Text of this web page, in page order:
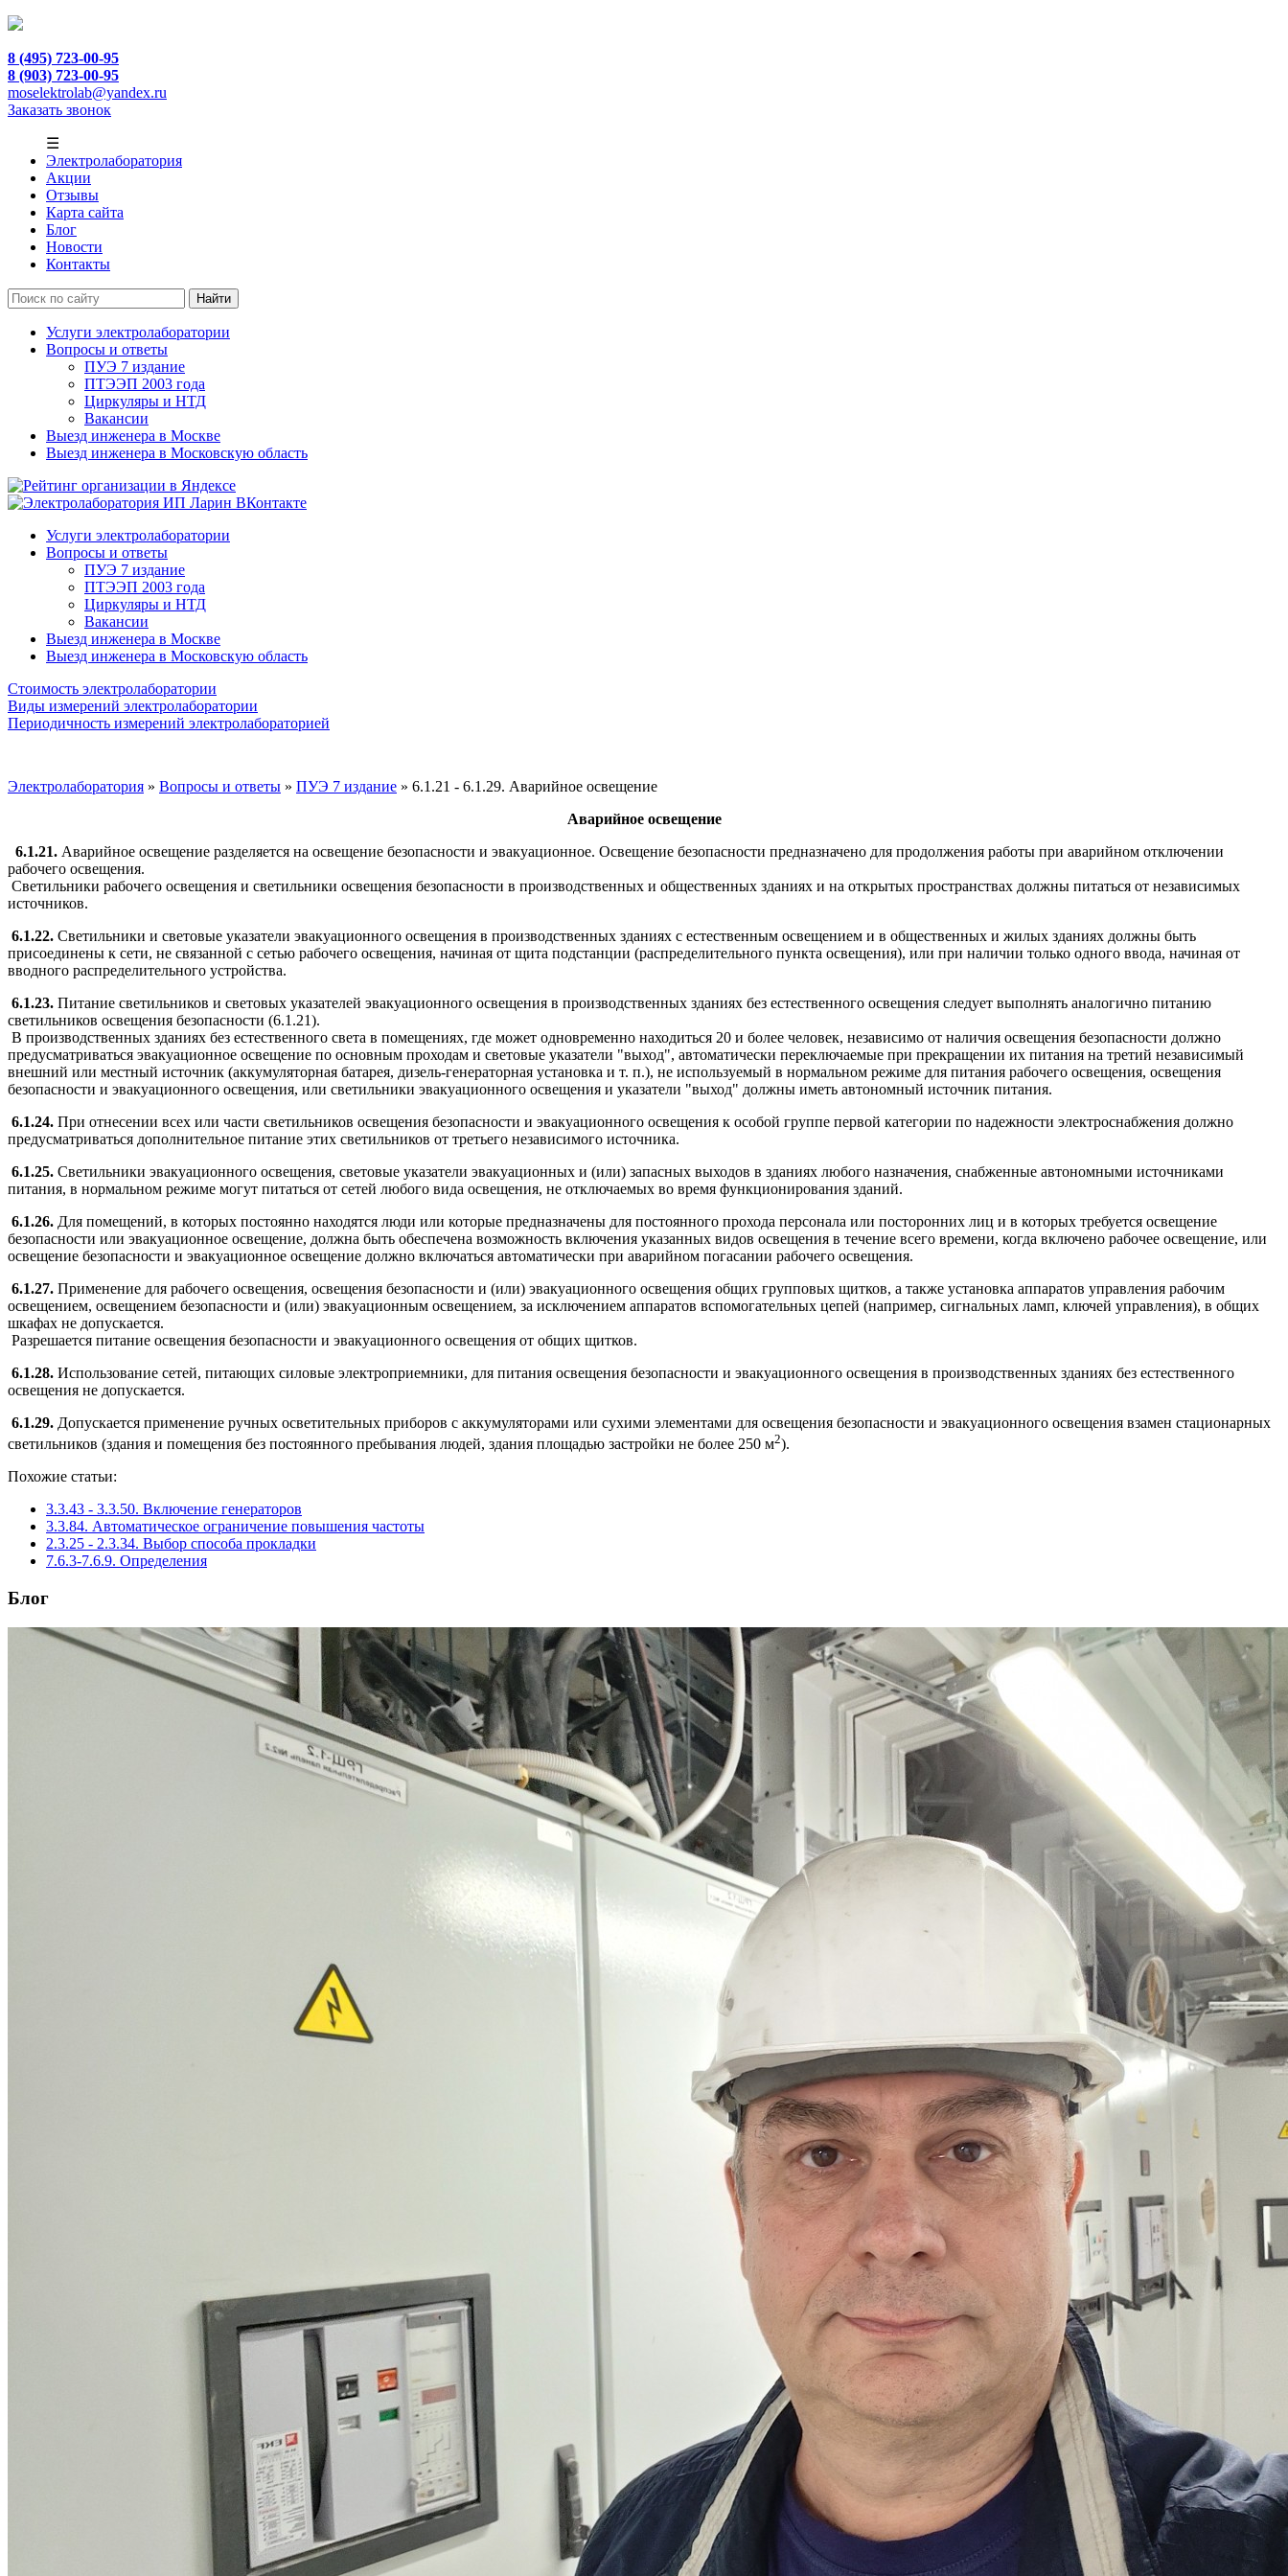
8 (495) 723-00-95
8 (903) 723-00-95
moselektrolab@yandex.ru
Заказать звонок
☰
Электролаборатория
Акции
Отзывы
Карта сайта
Блог
Новости
Контакты
Услуги электролаборатории
Вопросы и ответы
ПУЭ 7 издание
ПТЭЭП 2003 года
Циркуляры и НТД
Вакансии
Выезд инженера в Москве
Выезд инженера в Московскую область
Услуги электролаборатории
Вопросы и ответы
ПУЭ 7 издание
ПТЭЭП 2003 года
Циркуляры и НТД
Вакансии
Выезд инженера в Москве
Выезд инженера в Московскую область
Стоимость электролаборатории
Виды измерений электролаборатории
Периодичность измерений электролабораторией
Электролаборатория » Вопросы и ответы » ПУЭ 7 издание » 6.1.21 - 6.1.29. Аварийное освещение
Аварийное освещение
6.1.21. Аварийное освещение разделяется на освещение безопасности и эвакуационное. Освещение безопасности предназначено для продолжения работы при аварийном отключении
рабочего освещения.
Светильники рабочего освещения и светильники освещения безопасности в производственных и общественных зданиях и на открытых пространствах должны питаться от независимых
источников.
6.1.22. Светильники и световые указатели эвакуационного освещения в производственных зданиях с естественным освещением и в общественных и жилых зданиях должны быть
присоединены к сети, не связанной с сетью рабочего освещения, начиная от щита подстанции (распределительного пункта освещения), или при наличии только одного ввода, начиная от
вводного распределительного устройства.
6.1.23. Питание светильников и световых указателей эвакуационного освещения в производственных зданиях без естественного освещения следует выполнять аналогично питанию
светильников освещения безопасности (6.1.21).
В производственных зданиях без естественного света в помещениях, где может одновременно находиться 20 и более человек, независимо от наличия освещения безопасности должно
предусматриваться эвакуационное освещение по основным проходам и световые указатели "выход", автоматически переключаемые при прекращении их питания на третий независимый
внешний или местный источник (аккумуляторная батарея, дизель-генераторная установка и т. п.), не используемый в нормальном режиме для питания рабочего освещения, освещения
безопасности и эвакуационного освещения, или светильники эвакуационного освещения и указатели "выход" должны иметь автономный источник питания.
6.1.24. При отнесении всех или части светильников освещения безопасности и эвакуационного освещения к особой группе первой категории по надежности электроснабжения должно
предусматриваться дополнительное питание этих светильников от третьего независимого источника.
6.1.25. Светильники эвакуационного освещения, световые указатели эвакуационных и (или) запасных выходов в зданиях любого назначения, снабженные автономными источниками
питания, в нормальном режиме могут питаться от сетей любого вида освещения, не отключаемых во время функционирования зданий.
6.1.26. Для помещений, в которых постоянно находятся люди или которые предназначены для постоянного прохода персонала или посторонних лиц и в которых требуется освещение
безопасности или эвакуационное освещение, должна быть обеспечена возможность включения указанных видов освещения в течение всего времени, когда включено рабочее освещение, или
освещение безопасности и эвакуационное освещение должно включаться автоматически при аварийном погасании рабочего освещения.
6.1.27. Применение для рабочего освещения, освещения безопасности и (или) эвакуационного освещения общих групповых щитков, а также установка аппаратов управления рабочим
освещением, освещением безопасности и (или) эвакуационным освещением, за исключением аппаратов вспомогательных цепей (например, сигнальных ламп, ключей управления), в общих
шкафах не допускается.
Разрешается питание освещения безопасности и эвакуационного освещения от общих щитков.
6.1.28. Использование сетей, питающих силовые электроприемники, для питания освещения безопасности и эвакуационного освещения в производственных зданиях без естественного
освещения не допускается.
6.1.29. Допускается применение ручных осветительных приборов с аккумуляторами или сухими элементами для освещения безопасности и эвакуационного освещения взамен стационарных
светильников (здания и помещения без постоянного пребывания людей, здания площадью застройки не более 250 м2).
Похожие статьи:
3.3.43 - 3.3.50. Включение генераторов
3.3.84. Автоматическое ограничение повышения частоты
2.3.25 - 2.3.34. Выбор способа прокладки
7.6.3-7.6.9. Определения
Блог